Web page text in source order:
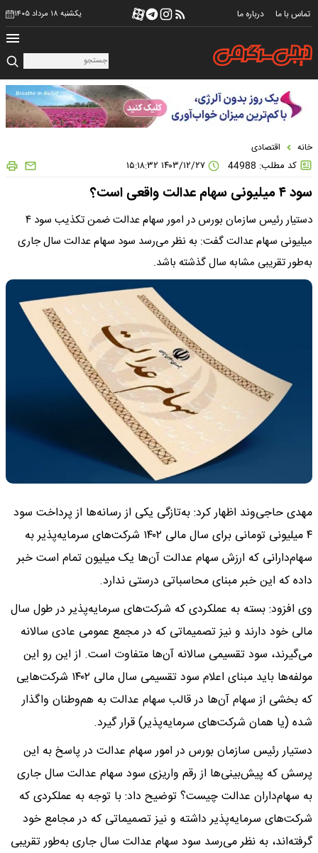
تماس با ما درباره ما یکشنبه ۱۸ مرداد ۱۴۰۵
خانه اقتصادی
کد مطلب: 44988
سود ۴ میلیونی سهام عدالت واقعی است؟
دستیار رئیس سازمان بورس در امور سهام عدالت ضمن تکذیب سود ۴
میلیونی سهام عدالت گفت: به نظر می‌رسد سود سهام عدالت سال جاری
به‌طور تقریبی مشابه سال گذشته باشد.
مهدی حاجی‌وند اظهار کرد: به‌تازگی یکی از رسانه‌ها از پرداخت سود
۴ میلیونی تومانی برای سال مالی ۱۴۰۲ شرکت‌های سرمایه‌پذیر به
سهام‌دارانی که ارزش سهام عدالت آن‌ها یک میلیون تمام است خبر
داده که این خبر مبنای محاسباتی درستی ندارد.
وی افزود: بسته به عملکردی که شرکت‌های سرمایه‌پذیر در طول سال
مالی خود دارند و نیز تصمیماتی که در مجمع عمومی عادی سالانه
می‌گیرند، سود تقسیمی سالانه آن‌ها متفاوت است. از این رو این
مولفه‌ها باید مبنای اعلام سود تقسیمی سال مالی ۱۴۰۲ شرکت‌هایی
که بخشی از سهام آن‌ها در قالب سهام عدالت به هم‌وطنان واگذار
شده (یا همان شرکت‌های سرمایه‌پذیر) قرار گیرد.
دستیار رئیس سازمان بورس در امور سهام عدالت در پاسخ به این
پرسش که پیش‌بینی‌ها از رقم واریزی سود سهام عدالت سال جاری
به سهام‌داران عدالت چیست؟ توضیح داد: با توجه به عملکردی که
شرکت‌های سرمایه‌پذیر داشته و نیز تصمیماتی که در مجامع خود
گرفته‌اند، به نظر می‌رسد سود سهام عدالت سال جاری به‌طور تقریبی